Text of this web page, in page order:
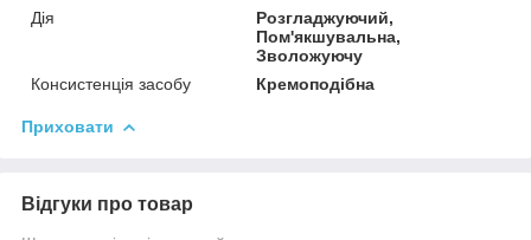
Дія
Розгладжуючий,
Пом'якшувальна,
Зволожуючу
Консистенція засобу
Кремоподібна
Приховати
Відгуки про товар